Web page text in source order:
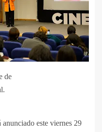
de
este viernes 29